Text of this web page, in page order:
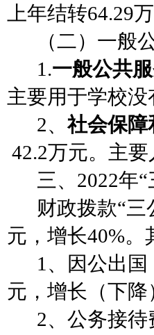
上年结转64.29万
（二）一般
1.一般公共
主要用于学校没
2、社会保障
42.2万元。主
三、 2022年
财政拨款“三
元，增长40%
1、因公出
元，增长（下
2、公务接